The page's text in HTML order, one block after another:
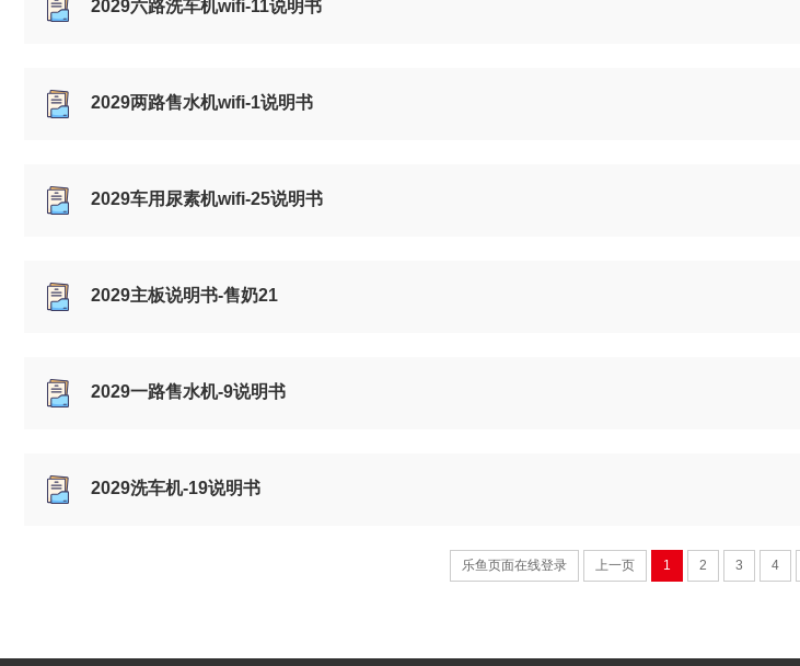
2029六路洗车机wifi-11说明书
2029两路售水机wifi-1说明书
2029车用尿素机wifi-25说明书
2029主板说明书-售奶21
2029一路售水机-9说明书
2029洗车机-19说明书
乐鱼页面在线登录 上一页 1 2 3 4